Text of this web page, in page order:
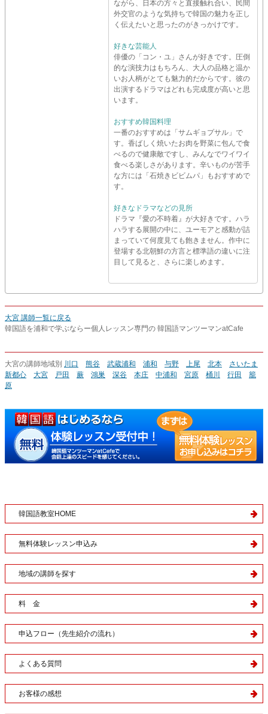
ながら、日本の方々と直接触れ合い、民間
外交官のような気持ちで韓国の魅力を正し
く伝えたいと思ったのがきっかけです。
好きな芸能人
俳優の「コン・ユ」さんが好きです。圧倒
的な演技力はもちろん、大人の品格と温か
いお人柄がとても魅力的だからです。彼の
出演するドラマはどれも完成度が高いと思
います。
おすすめ韓国料理
一番のおすすめは「サムギョプサル」で
す。香ばしく焼いたお肉を野菜に包んで食
べるので健康敵ですし、みんなでワイワイ
食べる楽しさがあります。辛いものが苦手
な方には「石焼きビビムパ」もおすすめで
す。
好きなドラマなどの見所
ドラマ『愛の不時着』が大好きです。ハラ
ハラする展開の中に、ユーモアと感動が詰
まっていて何度見ても飽きません。作中に
登場する北朝鮮の方言と標準語の違いに注
目して見ると、さらに楽しめます。
大宮 講師一覧に戻る
韓国語を浦和で学ぶならー個人レッスン専門の 韓国語マンツーマンatCafe
大宮の講師地域別 川口 熊谷 武蔵浦和 浦和 与野 上尾 北本
さいたま
新都心
大宮 戸田 蕨 鴻巣 深谷 本庄 中浦和 宮原 桶川 行田
籠
原
韓国語教室HOME
無料体験レッスン申込み
地域の講師を探す
料 金
申込フロー（先生紹介の流れ）
よくある質問
お客様の感想